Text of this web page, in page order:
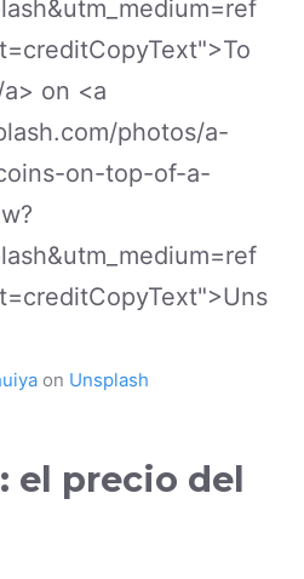
on Unsplash
el precio del